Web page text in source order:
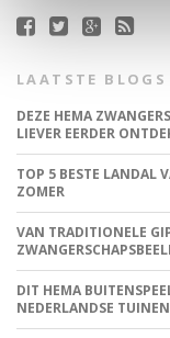
LAATSTE BLOGS
DEZE HEMA
LIEVER EERDER
TOP 5 BESTE LANDAL
ZOMER
VAN TRADITIONELE
DIT HEMA
NEDERLANDSE TUINEN